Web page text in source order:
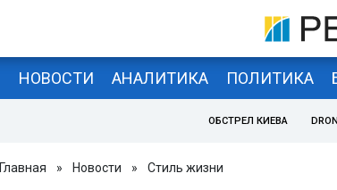
НОВОСТИ АНАЛИТИКА ПОЛИТИКА
ОБСТРЕЛ КИЕВА
Главная » Новости » Стиль жизни